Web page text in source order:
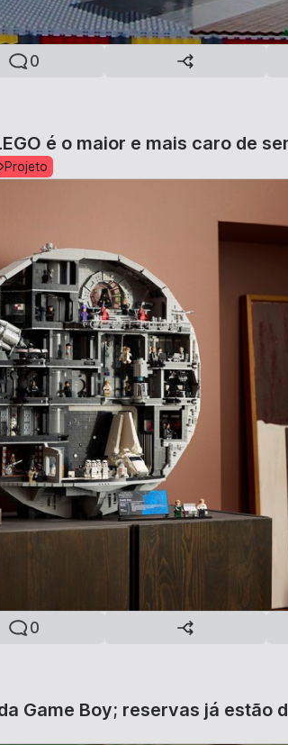
0
é o maior e mais caro de
Projeto
0
Game Boy; reservas já estão